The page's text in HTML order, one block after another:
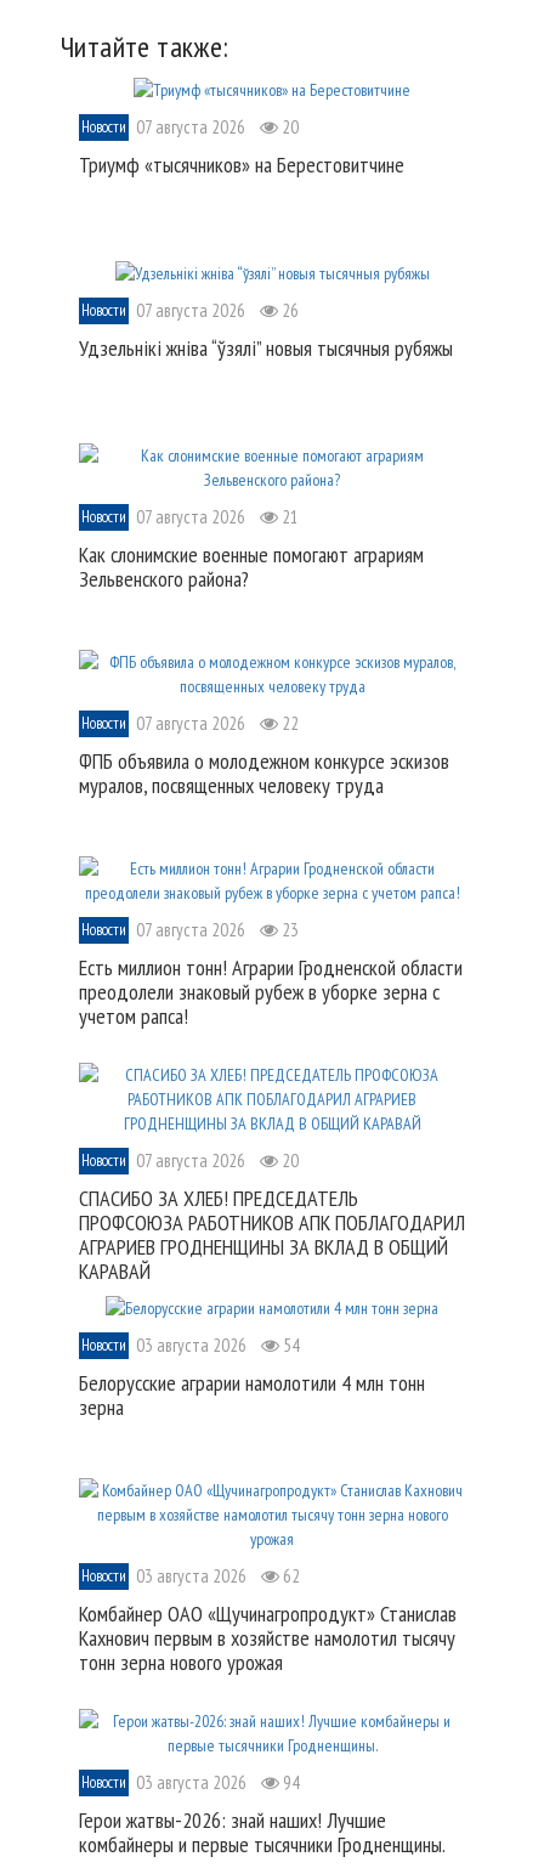
Читайте также:
Новости 07 августа 2026 20
Триумф «тысячников» на Берестовитчине
Новости 07 августа 2026 26
Удзельнікі жніва “ўзялі” новыя тысячныя рубяжы
Новости 07 августа 2026 21
Как слонимские военные помогают аграриям
Зельвенского района?
Новости 07 августа 2026 22
ФПБ объявила о молодежном конкурсе эскизов
муралов, посвященных человеку труда
Новости 07 августа 2026 23
Есть миллион тонн! Аграрии Гродненской области
преодолели знаковый рубеж в уборке зерна с
учетом рапса!
Новости 07 августа 2026 20
СПАСИБО ЗА ХЛЕБ! ПРЕДСЕДАТЕЛЬ
ПРОФСОЮЗА РАБОТНИКОВ АПК ПОБЛАГОДАРИЛ
АГРАРИЕВ ГРОДНЕНЩИНЫ ЗА ВКЛАД В ОБЩИЙ
КАРАВАЙ
Новости 03 августа 2026 54
Белорусские аграрии намолотили 4 млн тонн
зерна
Новости 03 августа 2026 62
Комбайнер ОАО «Щучинагропродукт» Станислав
Кахнович первым в хозяйстве намолотил тысячу
тонн зерна нового урожая
Новости 03 августа 2026 94
Герои жатвы-2026: знай наших! Лучшие
комбайнеры и первые тысячники Гродненщины.